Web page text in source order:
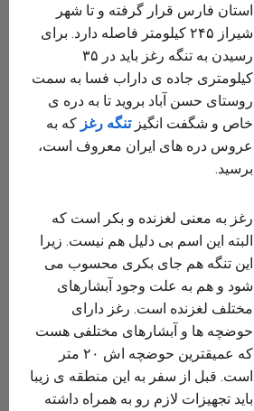
استان فارس قرار گرفته و تا شهر
شیراز ۲۴۵ کیلومتر فاصله دارد. برای
رسیدن به تنگه رغز باید در ۳۵
کیلومتری جاده ی داراب فسا به سمت
روستای حسن آباد بروید تا به دره ی
خاص و شگفت انگیزتنگه رغز که به
عروس دره های ایران معروف است،
برسید.
رغز به معنی لغزنده و بکر است که
البته این اسم بی دلیل هم نیست. زیرا
این تنگه هم جای بکری محسوب می
شود و هم به علت وجود آبشارهای
مختلف لغزنده است. رغز دارای
حوضچه ها و آبشارهای مختلفی هست
که عمیقترین حوضچه اش ۲۰ متر
است. قبل از سفر به این منطقه ی زیبا
باید تجهیزات لازم رو به همراه داشته